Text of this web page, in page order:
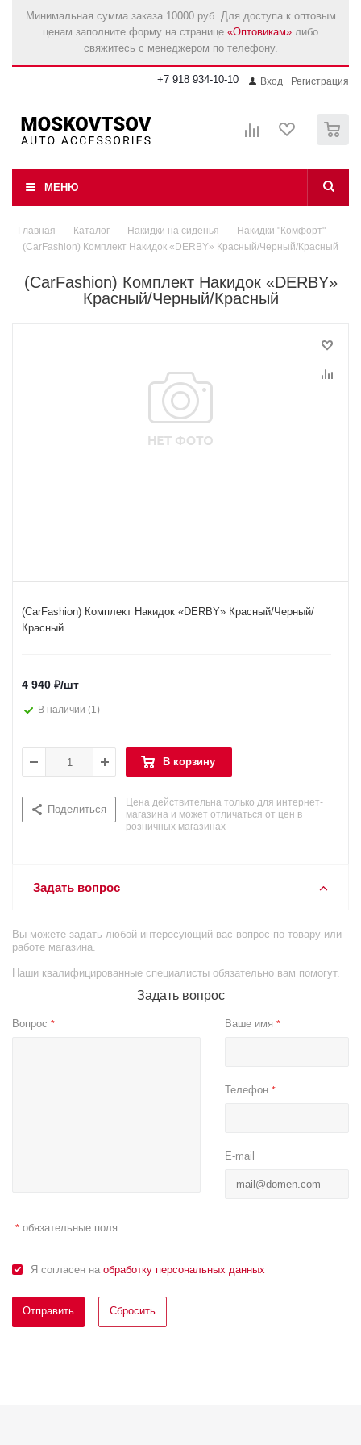
Минимальная сумма заказа 10000 руб. Для доступа к оптовым
ценам заполните форму на странице «Оптовикам» либо
свяжитесь с менеджером по телефону.
Вход Регистрация
+7 918 934-10-10
МЕНЮ
Главная - Каталог - Накидки на сиденья - Накидки "Комфорт"
-
(CarFashion) Комплект Накидок «DERBY» Красный/Черный/Красный
(CarFashion) Комплект Накидок «DERBY»
Красный/Черный/Красный
(CarFashion) Комплект Накидок «DERBY» Красный/Черный/
Красный
4 940 ₽/шт
В наличии (1)
В корзину
Поделиться
Цена действительна только для интернет-
магазина и может отличаться от цен в
розничных магазинах
Задать вопрос
Вы можете задать любой интересующий вас вопрос по товару или
работе магазина.
Наши квалифицированные специалисты обязательно вам помогут.
Задать вопрос
Вопрос * Ваше имя*
Телефон*
E-mail
* обязательные поля
Я согласен на обработку персональных данных
Отправить Сбросить